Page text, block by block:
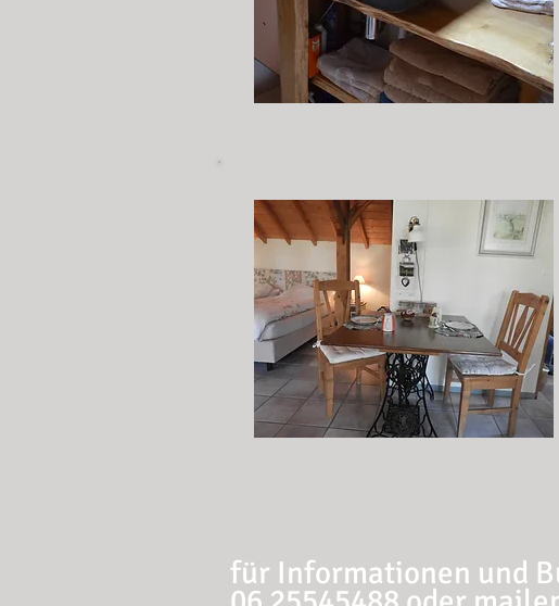
für Informationen und